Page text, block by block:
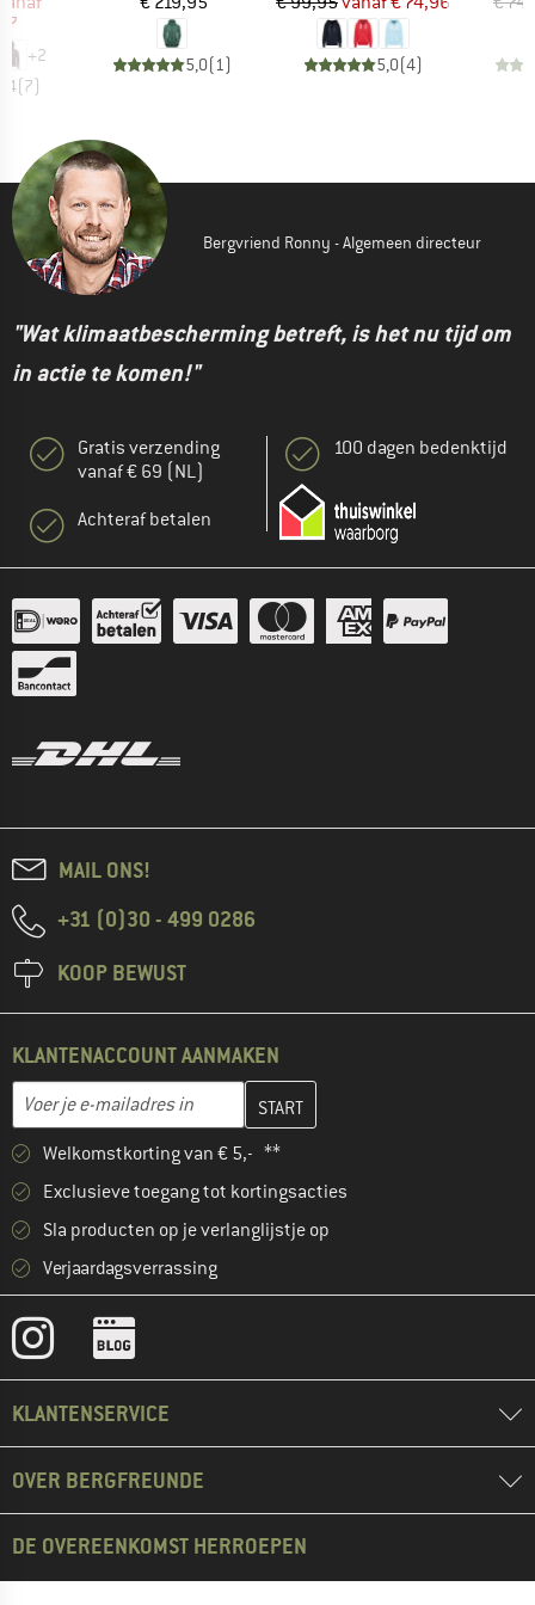
+2
(7)
5,0(1) 5,0(4)
Bergvriend Ronny - Algemeen directeur
"Wat klimaatbescherming betreft, is het nu tijd om
in actie te komen!"
Gratis verzending
vanaf € 69 (NL)
Achteraf betalen
100 dagen bedenktijd
MAIL ONS!
+31 (0)30 - 499 0286
KOOP BEWUST
KLANTENACCOUNT AANMAKEN
E-mailadres
Vul je e-mailadres hier in en maak in de volgende stap je
Welkomstkorting van € 5,- **
Exclusieve toegang tot kortingsacties
Sla producten op je verlanglijstje op
Verjaardagsverrassing
KLANTENSERVICE
OVER BERGFREUNDE
DE OVEREENKOMST HERROEPEN